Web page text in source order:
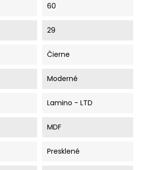
60
29
Čierne
Moderné
Lamino - LTD
MDF
Presklené